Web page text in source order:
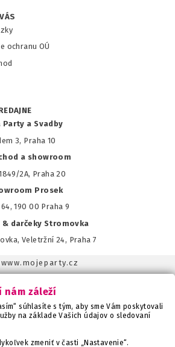
ochranu OÚ
Party a Svadby
3, Praha 10
a showroom
2A, Praha 20
Prosek
190 00 Praha 9
darčeky Stromovka
Veletržní 24, Praha 7
www.mojeparty.cz
nám záleží
súhlasíte s tým, aby sme Vám poskytovali
na základe Vašich údajov o sledovaní
zmeniť v časti „Nastavenie“.